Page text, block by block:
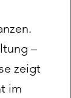
–
zeigt
im